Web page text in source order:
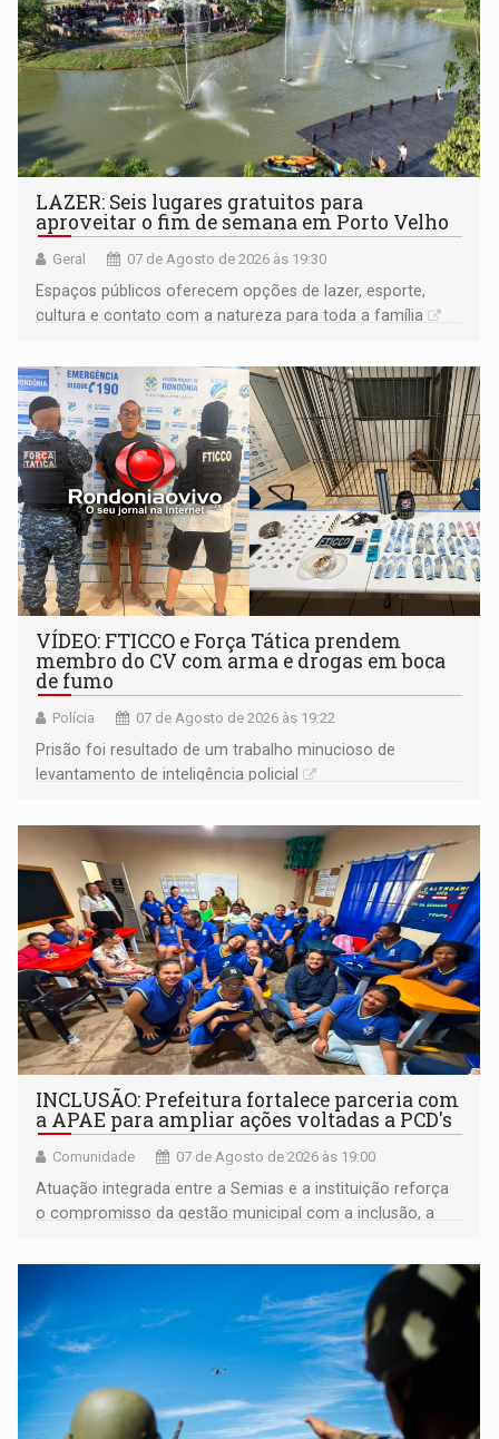
LAZER: Seis lugares gratuitos para
aproveitar o fim de semana em Porto Velho
Geral 07 de Agosto de 2026 às 19:30
Espaços públicos oferecem opções de lazer, esporte,
cultura e contato com a natureza para toda a família
VÍDEO: FTICCO e Força Tática prendem
membro do CV com arma e drogas em boca
de fumo
Polícia 07 de Agosto de 2026 às 19:22
Prisão foi resultado de um trabalho minucioso de
levantamento de inteligência policial
INCLUSÃO: Prefeitura fortalece parceria com
a APAE para ampliar ações voltadas a PCD's
Comunidade 07 de Agosto de 2026 às 19:00
Atuação integrada entre a Semias e a instituição reforça
o compromisso da gestão municipal com a inclusão, a